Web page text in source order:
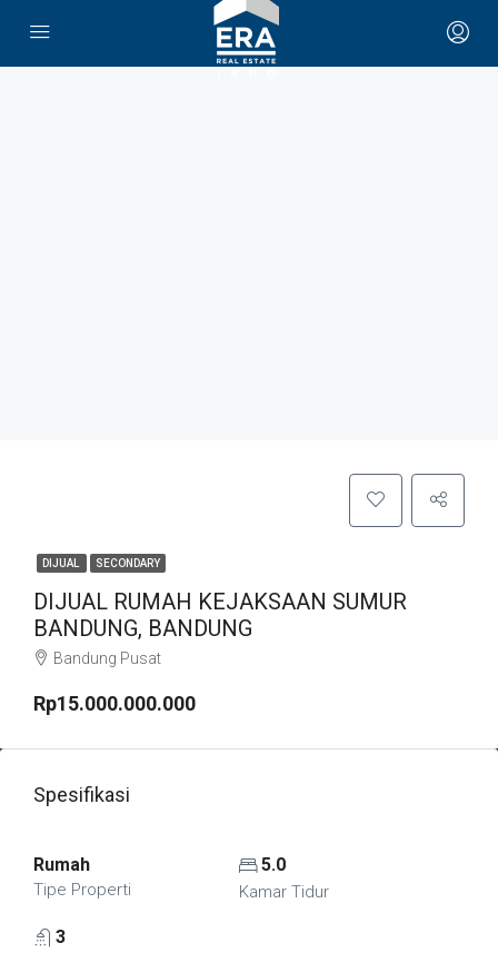
DIJUAL SECONDARY
DIJUAL RUMAH KEJAKSAAN SUMUR
BANDUNG, BANDUNG
Bandung Pusat
Rp15.000.000.000
Spesifikasi
Rumah
Tipe Properti
5.0
Kamar Tidur
3